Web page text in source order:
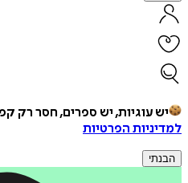
יש עוגיות, יש ספרים, חסר רק
למדיניות הפרטיות
הבנתי